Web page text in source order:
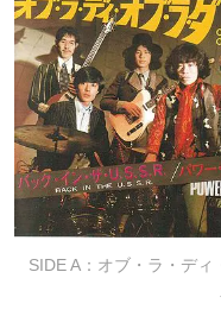
SIDE A：オブ・ラ・ディ